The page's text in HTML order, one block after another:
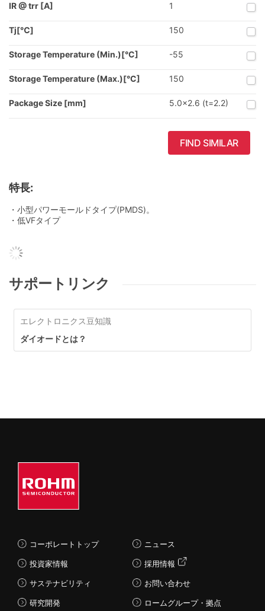
IR @ trr [A] 1
Tj[℃] 150
Storage Temperature (Min.)[°C] -55
Storage Temperature (Max.)[°C] 150
Package Size [mm] 5.0x2.6 (t=2.2)
FIND SIMILAR
特長:
・小型パワーモールドタイプ(PMDS)。
・低VFタイプ
サポートリンク
エレクトロニクス豆知識
ダイオードとは？
コーポレートトップ
投資家情報
サステナビリティ
研究開発
ニュース
採用情報
お問い合わせ
ロームグループ・拠点